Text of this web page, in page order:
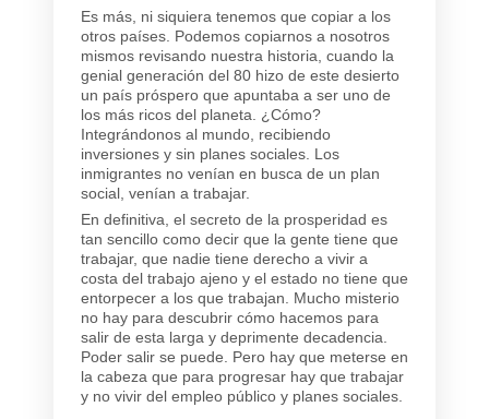
Es más, ni siquiera tenemos que copiar a los
otros países. Podemos copiarnos a nosotros
mismos revisando nuestra historia, cuando la
genial generación del 80 hizo de este desierto
un país próspero que apuntaba a ser uno de
los más ricos del planeta. ¿Cómo?
Integrándonos al mundo, recibiendo
inversiones y sin planes sociales. Los
inmigrantes no venían en busca de un plan
social, venían a trabajar.
En definitiva, el secreto de la prosperidad es
tan sencillo como decir que la gente tiene que
trabajar, que nadie tiene derecho a vivir a
costa del trabajo ajeno y el estado no tiene que
entorpecer a los que trabajan. Mucho misterio
no hay para descubrir cómo hacemos para
salir de esta larga y deprimente decadencia.
Poder salir se puede. Pero hay que meterse en
la cabeza que para progresar hay que trabajar
y no vivir del empleo público y planes sociales.